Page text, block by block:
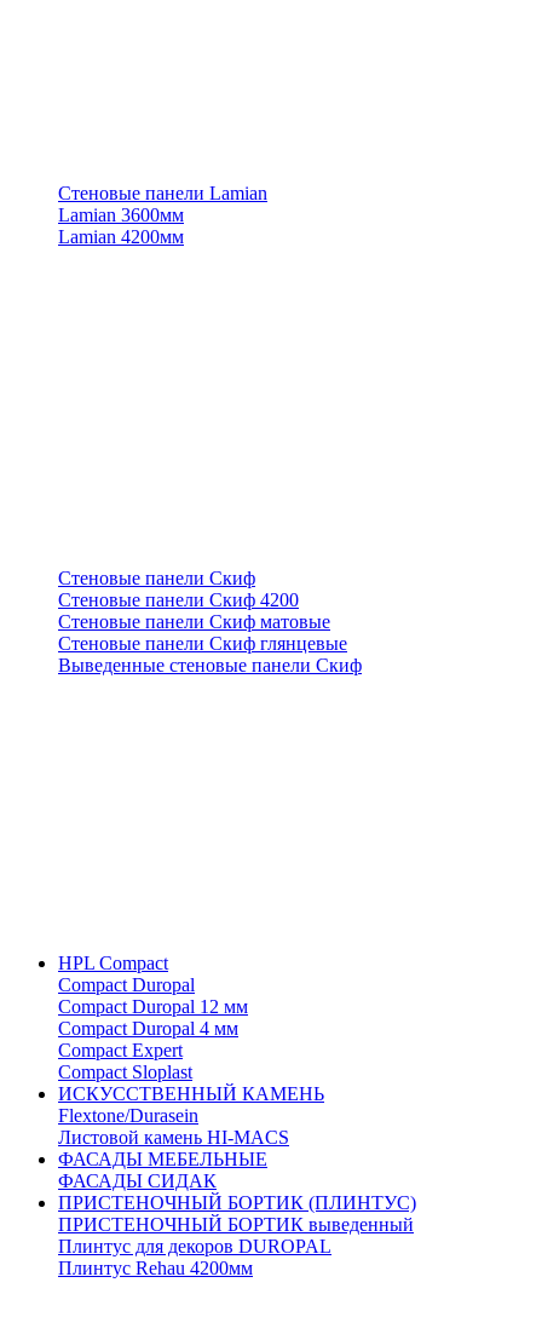
Стеновые панели Lamian
Lamian 3600мм
Lamian 4200мм
Стеновые панели Скиф
Стеновые панели Скиф 4200
Стеновые панели Скиф матовые
Стеновые панели Скиф глянцевые
Выведенные стеновые панели Скиф
HPL Compact
Compact Duropal
Compact Duropal 12 мм
Compact Duropal 4 мм
Compact Expert
Compact Sloplast
ИСКУССТВЕННЫЙ КАМЕНЬ
Flextone/Durasein
Листовой камень HI-MACS
ФАСАДЫ МЕБЕЛЬНЫЕ
ФАСАДЫ СИДАК
ПРИСТЕНОЧНЫЙ БОРТИК (ПЛИНТУС)
ПРИСТЕНОЧНЫЙ БОРТИК выведенный
Плинтус для декоров DUROPAL
Плинтус Rehau 4200мм